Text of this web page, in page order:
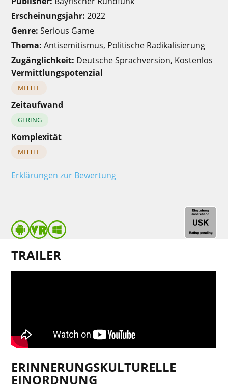
Erscheinungsjahr: 2022
Genre: Serious Game
Thema: Antisemitismus, Politische Radikalisierung
Zugänglichkeit: Deutsche Sprachversion, Kostenlos
Vermittlungspotenzial
MITTEL
Zeitaufwand
GERING
Komplexität
MITTEL
Erklärungen zur Bewertung
TRAILER
ERINNERUNGSKULTURELLE
EINORDNUNG